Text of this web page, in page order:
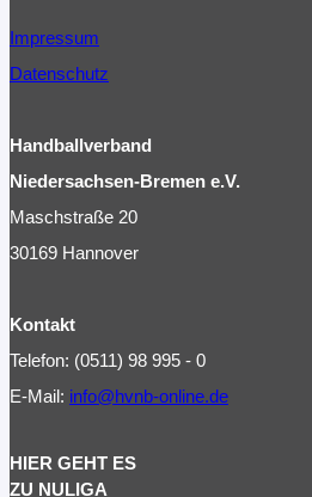
Impressum
Datenschutz
Handballverband
Niedersachsen-Bremen e.V.
Maschstraße 20
30169 Hannover
Kontakt
Telefon: (0511) 98 995 - 0
E-Mail: info@hvnb-online.de
HIER GEHT ES
ZU NULIGA